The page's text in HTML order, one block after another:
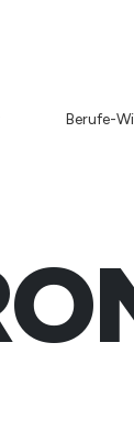
Berufe-